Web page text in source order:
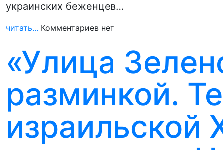
украинских беженцев…
читать... Комментариев нет
«Улица
разминкой.
израильской